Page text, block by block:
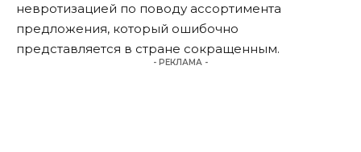
невротизацией по поводу ассортимента
предложения, который ошибочно
представляется в стране сокращенным.
- РЕКЛАМА -